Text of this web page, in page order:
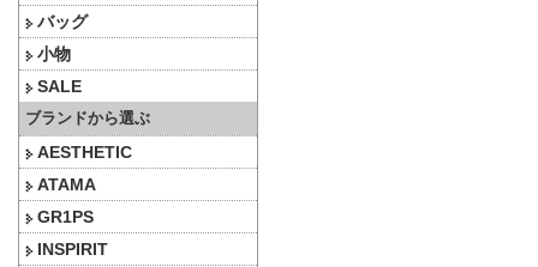
バッグ
小物
SALE
ブランドから選ぶ
AESTHETIC
ATAMA
GR1PS
INSPIRIT